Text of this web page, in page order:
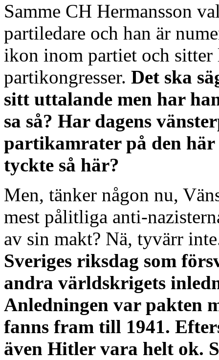
Samme CH Hermansson
partiledare och han är
ikon inom partiet och sitter
partikongresser. Det ska
sitt uttalande men har
sa så? Har dagens
partikamrater på den
tyckte så här?
Men, tänker någon nu,
mest pålitliga anti-
av sin makt? Nä, tyvärr
Sveriges riksdag som
andra världskrigets
Anledningen var pakten
fanns fram till 1941.
även Hitler vara helt ok.